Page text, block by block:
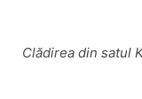
Clădirea din satul